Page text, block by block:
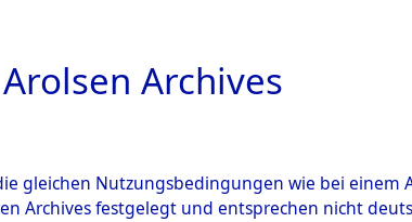
BILD
Archives
gleichen Nutzungsbedingungen wie bei einem
Archives festgelegt und entsprechen nicht